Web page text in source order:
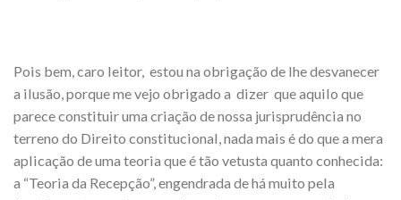
Pois bem, caro leitor, estou na obrigação de lhe desvanecer
a ilusão, porque me vejo obrigado a dizer que aquilo que
parece constituir uma criação de nossa jurisprudência no
terreno do Direito constitucional, nada mais é do que a mera
aplicação de uma teoria que é tão vetusta quanto conhecida:
a “Teoria da Recepção”, engendrada de há muito pela